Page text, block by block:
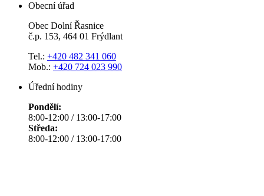
Obecní úřad
Obec Dolní Řasnice
č.p. 153, 464 01 Frýdlant
Tel.: +420 482 341 060
Mob.: +420 724 023 990
Úřední hodiny
Pondělí:
8:00-12:00 / 13:00-17:00
Středa:
8:00-12:00 / 13:00-17:00